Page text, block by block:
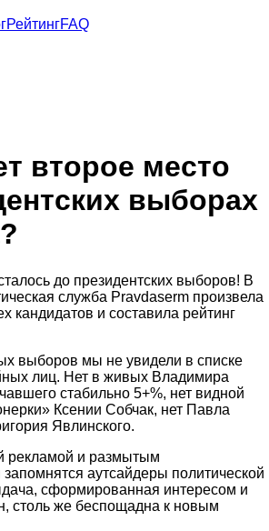
РейтингFAQ
второе место
выборах
до президентских выборов! В
служба Pravdaserm произвела
кандидатов и составила рейтинг
выборов мы не увидели в списке
лиц. Нет в живых Владимира
стабильно 5+%, нет видной
Ксении Собчак, нет Павла
Явлинского.
рекламой и размытым
аутсайдеры политической
сформированная интересом и
столь же беспощадна к новым